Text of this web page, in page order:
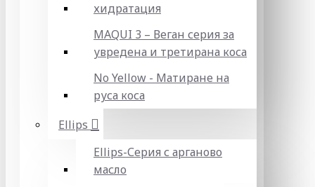
хидратация
MAQUI 3 – Веган серия за
увредена и третирана коса
No Yellow - Матиране на
руса коса
Ellips
Ellips-Серия с арганово
масло